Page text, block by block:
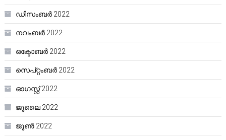
ഡിസംബർ 2022
നവംബർ 2022
ഒക്ടോബർ 2022
സെപ്റ്റംബർ 2022
ഓഗസ്റ്റ്‌ 2022
ജൂലൈ 2022
ജൂൺ 2022